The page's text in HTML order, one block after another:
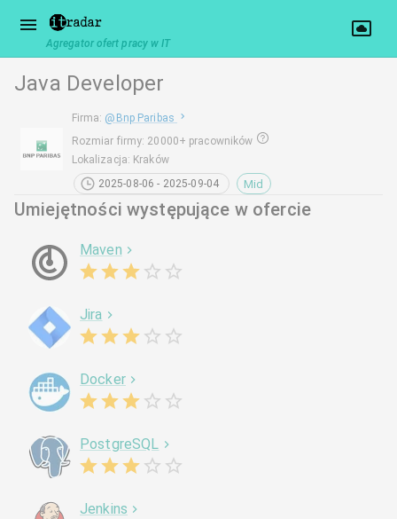
Agregator ofert pracy w IT
Java Developer
Firma: @ Bnp Paribas
Rozmiar firmy: 20000+ pracowników
Lokalizacja: Kraków
2025-08-06 - 2025-09-04
Mid
Umiejętności występujące w ofercie
Maven
Jira
Docker
PostgreSQL
Jenkins